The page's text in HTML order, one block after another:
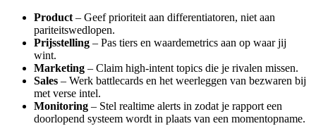
Product– Geef prioriteit aan differentiatoren, niet aan
pariteitswedlopen.
Prijsstelling – Pas tiers en waardemetrics aan op waar jij
wint.
Marketing – Claim high-intent topics die je rivalen missen.
Sales – Werk battlecards en het weerleggen van bezwaren bij
met verse intel.
Monitoring – Stel realtime alerts in zodat je rapport een
doorlopend systeem wordt in plaats van een momentopname.